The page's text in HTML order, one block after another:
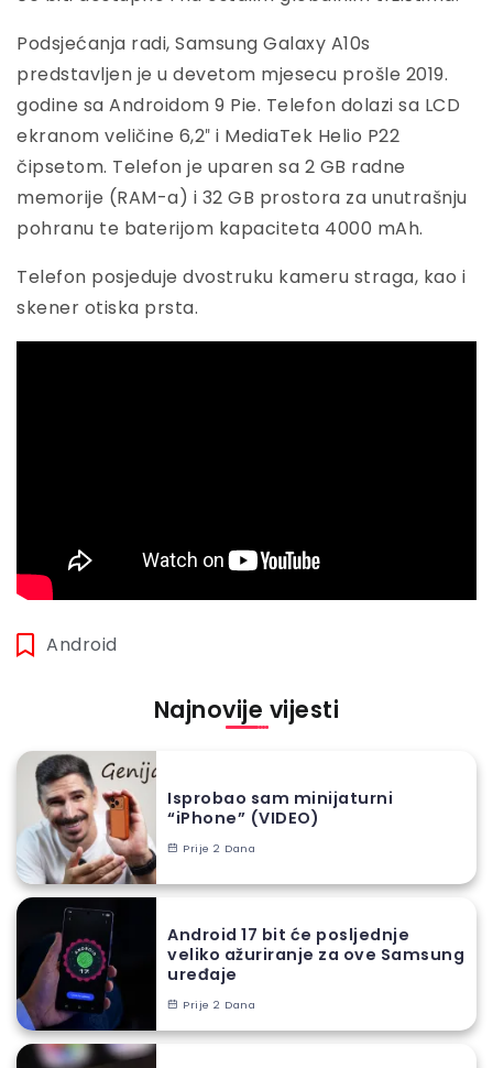
Podsjećanja radi, Samsung Galaxy A10s
predstavljen je u devetom mjesecu prošle 2019.
godine sa Androidom 9 Pie. Telefon dolazi sa LCD
ekranom veličine 6,2″ i MediaTek Helio P22
čipsetom. Telefon je uparen sa 2 GB radne
memorije (RAM-a) i 32 GB prostora za unutrašnju
pohranu te baterijom kapaciteta 4000 mAh.
Telefon posjeduje dvostruku kameru straga, kao i
skener otiska prsta.
Android
Najnovije vijesti
Isprobao sam minijaturni
“iPhone” (VIDEO)
Prije 2 Dana
Android 17 bit će posljednje
veliko ažuriranje za ove Samsung
uređaje
Prije 2 Dana